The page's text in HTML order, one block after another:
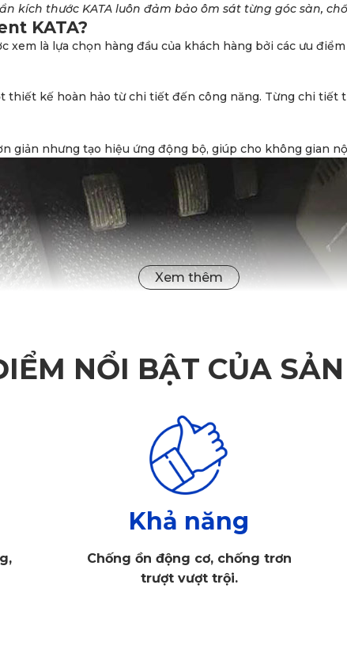
kích thước KATA luôn đảm bảo ôm sát từng góc sàn,
KATA?
xem là lựa chọn hàng đầu của khách hàng bởi các ưu
thiết kế hoàn hảo từ chi tiết đến công năng. Từng chi tiết
giản nhưng tạo hiệu ứng động bộ, giúp cho không gian
NỔI BẬT CỦA
Khả năng
Chống ồn động cơ, chống trơn
trượt vượt trội.